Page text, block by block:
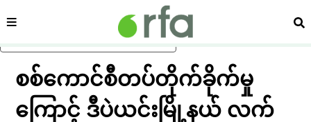
ပင်မအကြောင်းအရာသို့ ကျော်ရန်
ကဏ္ဍ ရှာ
စစ်ကောင်စီတပ်တိုက်ခိုက်မှု
ကြောင့် ဒီပဲယင်းမြို့နယ် လက်